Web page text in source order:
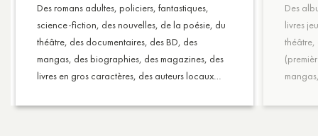
Des romans adultes, policiers, fantastiques,
science-fiction, des nouvelles, de la poésie, du
théâtre, des documentaires, des BD, des
mangas, des biographies, des magazines, des
livres en gros caractères, des auteurs locaux…
Des
livres
théâtre,